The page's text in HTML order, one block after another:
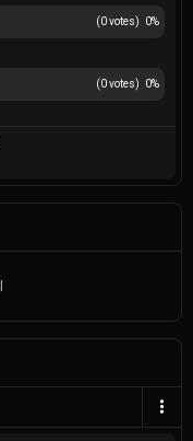
(0votes) 0%
(0votes) 0%